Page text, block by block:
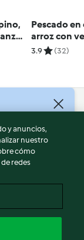
Pescado
arroz con
3.9 (32)
y anuncios,
nuestro
cómo
redes